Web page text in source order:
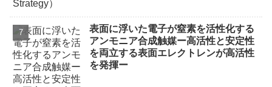
表面に浮いた電子が窒素を活性化する
アンモニア合成触媒ー高活性と安定性
を両立する表面エレクトレンが高活性
を発揮ー